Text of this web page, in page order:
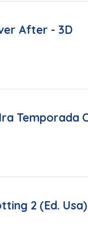
After - 3D
Temporada
2 (Ed. Usa)